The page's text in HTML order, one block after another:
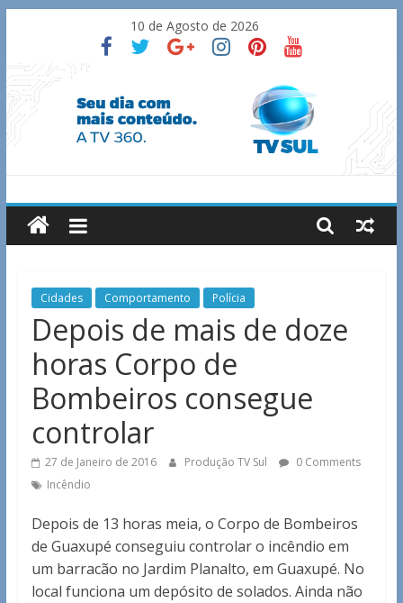
content
10 de Agosto de 2026
TV
Sul
Notícias
Guaxupé
região.
Cidades Comportamento Polícia
Depois de mais de doze
horas Corpo de
Bombeiros consegue
controlar
27 de Janeiro de 2016 Produção TV Sul
0 Comments
Incêndio
Depois de 13 horas meia, o Corpo de Bombeiros
de Guaxupé conseguiu controlar o incêndio em
um barracão no Jardim Planalto, em Guaxupé. No
local funciona um depósito de solados. Ainda não